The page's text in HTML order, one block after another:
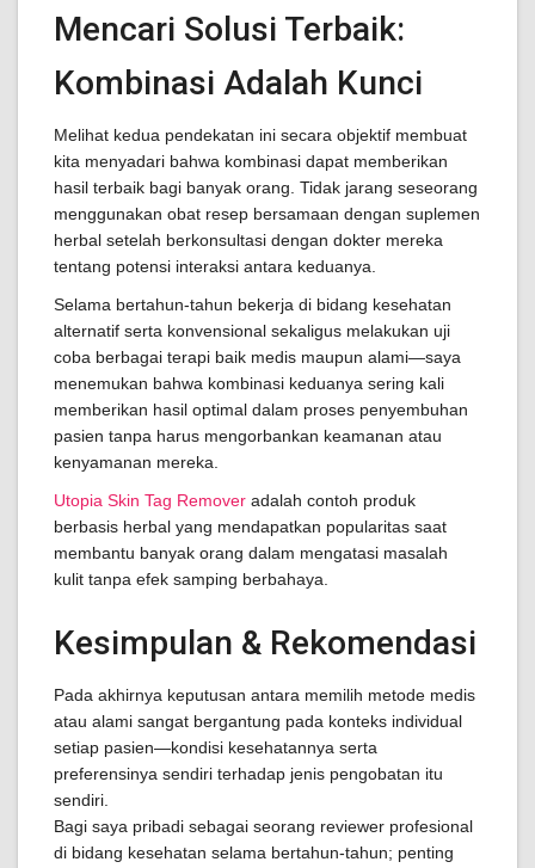
Mencari Solusi Terbaik:
Kombinasi Adalah Kunci
Melihat kedua pendekatan ini secara objektif membuat
kita menyadari bahwa kombinasi dapat memberikan
hasil terbaik bagi banyak orang. Tidak jarang seseorang
menggunakan obat resep bersamaan dengan suplemen
herbal setelah berkonsultasi dengan dokter mereka
tentang potensi interaksi antara keduanya.
Selama bertahun-tahun bekerja di bidang kesehatan
alternatif serta konvensional sekaligus melakukan uji
coba berbagai terapi baik medis maupun alami—saya
menemukan bahwa kombinasi keduanya sering kali
memberikan hasil optimal dalam proses penyembuhan
pasien tanpa harus mengorbankan keamanan atau
kenyamanan mereka.
Utopia Skin Tag Remover adalah contoh produk
berbasis herbal yang mendapatkan popularitas saat
membantu banyak orang dalam mengatasi masalah
kulit tanpa efek samping berbahaya.
Kesimpulan & Rekomendasi
Pada akhirnya keputusan antara memilih metode medis
atau alami sangat bergantung pada konteks individual
setiap pasien—kondisi kesehatannya serta
preferensinya sendiri terhadap jenis pengobatan itu
sendiri.
Bagi saya pribadi sebagai seorang reviewer profesional
di bidang kesehatan selama bertahun-tahun; penting